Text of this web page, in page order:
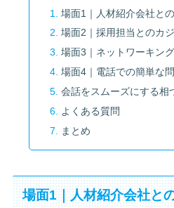
場面1｜人材紹介会社と
場面2｜採用担当とのカ
場面3｜ネットワーキン
場面4｜電話での簡単な
会話をスムーズにする相
よくある質問
まとめ
場面1｜人材紹介会社と